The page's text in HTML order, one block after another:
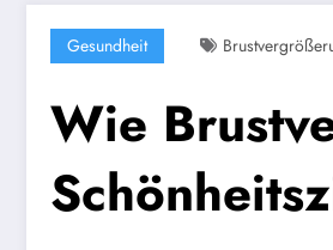
Gesundheit
Wie